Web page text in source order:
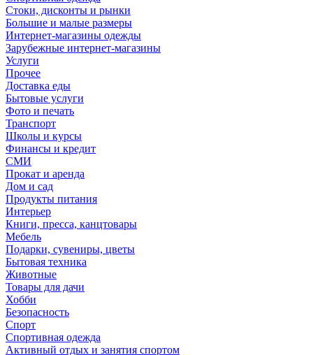
Стоки, дисконты и рынки
Большие и малые размеры
Интернет-магазины одежды
Зарубежные интернет-магазины
Услуги
Прочее
Доставка еды
Бытовые услуги
Фото и печать
Транспорт
Школы и курсы
Финансы и кредит
СМИ
Прокат и аренда
Дом и сад
Продукты питания
Интерьер
Книги, пресса, канцтовары
Мебель
Подарки, сувениры, цветы
Бытовая техника
Животные
Товары для дачи
Хобби
Безопасность
Спорт
Спортивная одежда
Активный отдых и занятия спортом